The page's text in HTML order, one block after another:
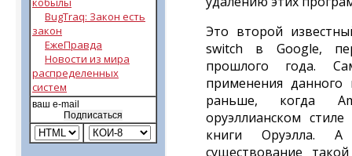
BugTraq: Закон есть
закон
ЕжеПравда
Новости из мира
распределенных
систем
Это второй
switch в Google,
прошлого года.
применения
раньше, когда
оруэллианском
книги Оруэлла.
существование